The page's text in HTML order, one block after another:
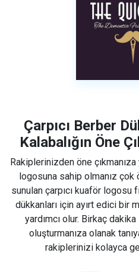
Çarpıcı Berber
Kalabalığın Öne
Rakiplerinizden öne
logosuna sahip olmanız
sunulan çarpıcı kuaför logosu
dükkanları için ayırt edici bir
yardımcı olur. Birkaç
oluşturmanıza olanak
rakiplerinizi kolayca